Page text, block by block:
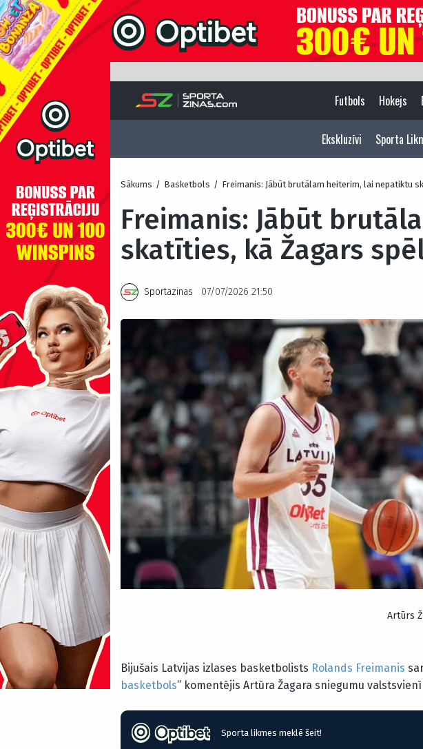
Futbols Hokejs
Ekskluzīvi Sporta
Sākums / Basketbols / Freimanis: Jābūt brutālam heiterim, lai nepatiktu
Freimanis: Jābūt
skatīties, kā Žagars
Sportazinas 07/07/2026 21:50
Artūrs
Bijušais Latvijas izlases basketbolists Rolands Freimanis
basketbols” komentējis Artūra Žagara sniegumu
Sporta likmes meklē šeit!